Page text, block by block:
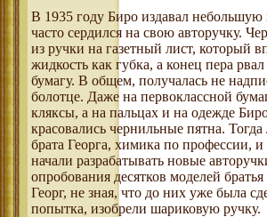
В 1935 году Биро издавал небольшую
часто сердился на свою авторучку.
из ручки на газетный лист, который
жидкость как губка, а конец пера
бумагу. В общем, получалась не
болотце. Даже на первоклассной
кляксы, а на пальцах и на одежде
красовались чернильные пятна.
брата Георга, химика по профессии, и
начали разрабатывать новые
опробования десятков моделей
Георг, не зная, что до них уже была
попытка, изобрели шариковую ручку.